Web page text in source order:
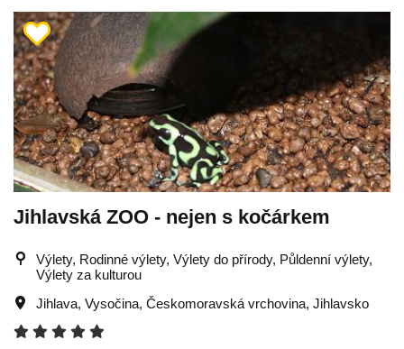
Jihlavská ZOO - nejen s kočárkem
Výlety, Rodinné výlety, Výlety do přírody, Půldenní výlety,
Výlety za kulturou
Jihlava, Vysočina, Českomoravská vrchovina, Jihlavsko